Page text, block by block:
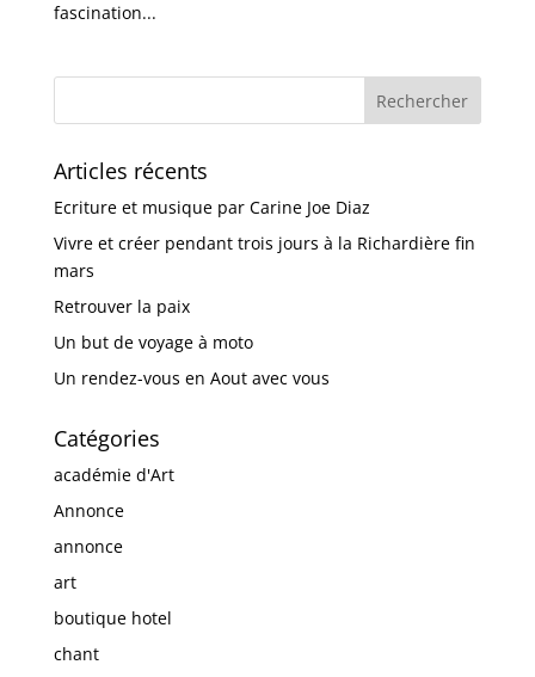
fascination...
Articles récents
Ecriture et musique par Carine Joe Diaz
Vivre et créer pendant trois jours à la Richardière fin
mars
Retrouver la paix
Un but de voyage à moto
Un rendez-vous en Aout avec vous
Catégories
académie d'Art
Annonce
annonce
art
boutique hotel
chant